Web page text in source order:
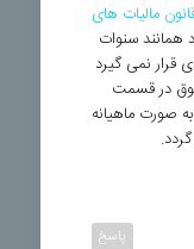
۶ ماده ۹۱ قانون مالیات های
همانند سنوات
قرار نمی گیرد
در قسمت
صورت ماهیانه
پاسخ